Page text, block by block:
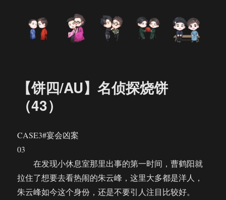
【饼四/AU】名侦探烧饼
（43）
CASE3#宴会凶案
03
在发现小休息室那里出事的第一时间，曹鹤阳就
拉住了想要去看热闹的朱云峰，这里大多都是洋人，
朱云峰如今这个身份，还是不要引人注目比较好。